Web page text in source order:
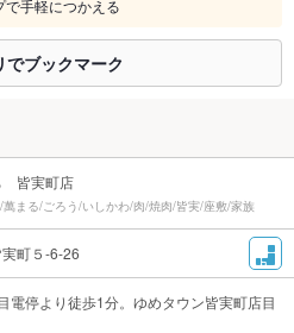
で手軽につかえる
でブックマーク
皆実町店
まる/ごろう/いしかわ/肉/焼肉/皆実/座敷/家族
町５-6-26
電停より徒歩1分。ゆめタウン皆実町店目